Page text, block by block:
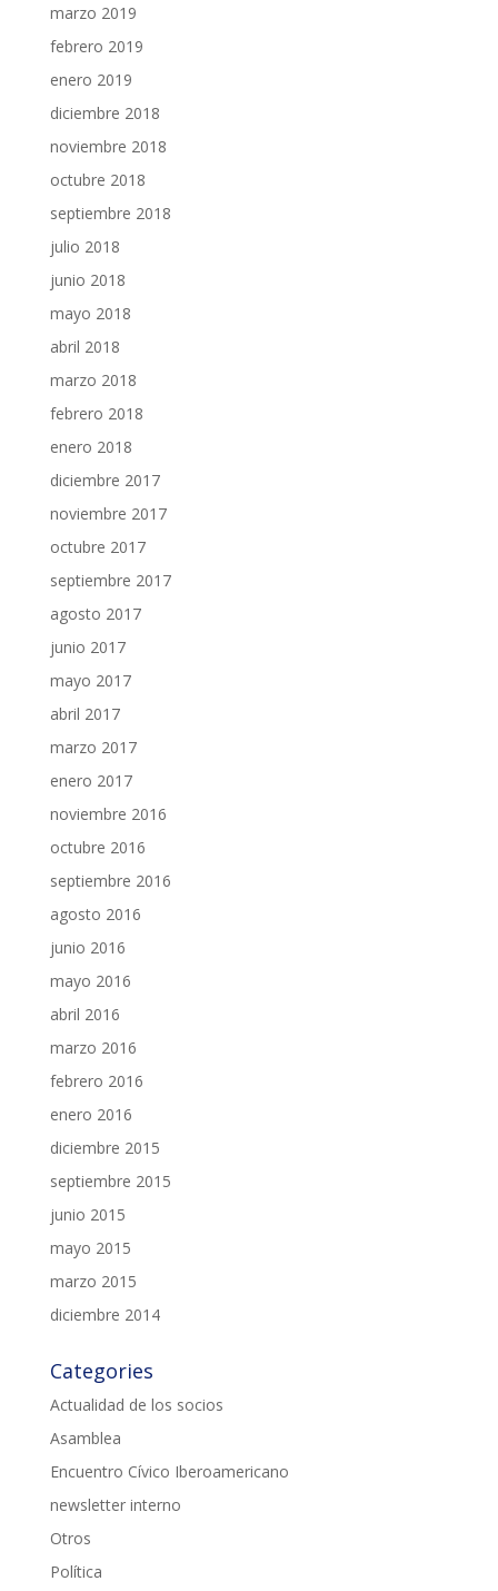
marzo 2019
febrero 2019
enero 2019
diciembre 2018
noviembre 2018
octubre 2018
septiembre 2018
julio 2018
junio 2018
mayo 2018
abril 2018
marzo 2018
febrero 2018
enero 2018
diciembre 2017
noviembre 2017
octubre 2017
septiembre 2017
agosto 2017
junio 2017
mayo 2017
abril 2017
marzo 2017
enero 2017
noviembre 2016
octubre 2016
septiembre 2016
agosto 2016
junio 2016
mayo 2016
abril 2016
marzo 2016
febrero 2016
enero 2016
diciembre 2015
septiembre 2015
junio 2015
mayo 2015
marzo 2015
diciembre 2014
Categories
Actualidad de los socios
Asamblea
Encuentro Cívico Iberoamericano
newsletter interno
Otros
Política